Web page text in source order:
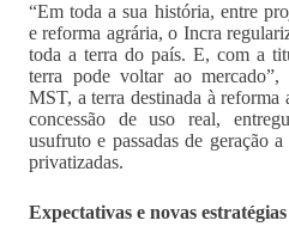
“Em toda a sua história, entre
e reforma agrária, o Incra
toda a terra do país. E, com a
terra pode voltar ao
MST, a terra destinada à reforma
concessão de uso real,
usufruto e passadas de geração
privatizadas.
Expectativas e novas estratégias